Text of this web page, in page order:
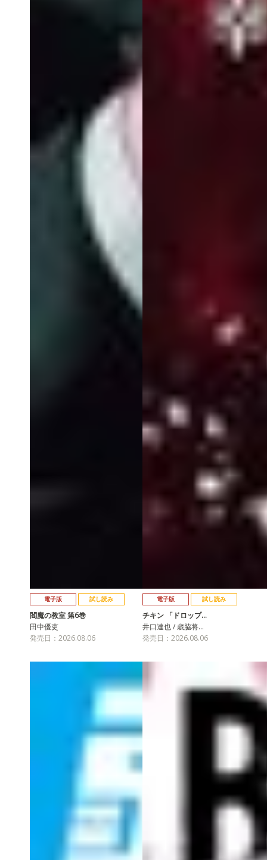
電子版 試し読み
閻魔の教室 第6巻
田中優吏
発売日：2026.08.06
電子版 試し読み
チキン 「ドロップ…
井口達也 / 歳脇将…
発売日：2026.08.06